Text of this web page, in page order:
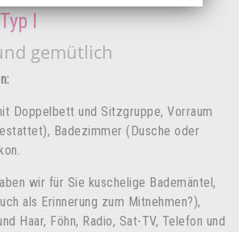
I
gemütlich
Doppelbett und Sitzgruppe, Vorraum
Badezimmer (Dusche oder
wir für Sie kuschelige Bademäntel,
als Erinnerung zum Mitnehmen?),
Haar, Föhn, Radio, Sat-TV, Telefon und